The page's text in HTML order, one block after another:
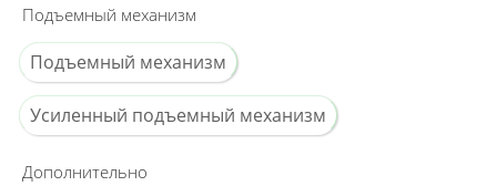
Подъемный механизм
Подъемный механизм
Усиленный подъемный механизм
Дополнительно